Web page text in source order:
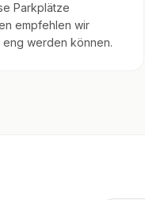
Parkplätze
empfehlen wir
werden können.